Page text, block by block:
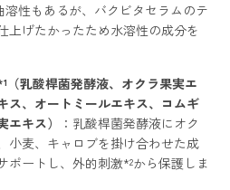
性もあるが、バクビタセラムのテ
上げたかったため水溶性の成分を
（乳酸桿菌発酵液、オクラ果実エ
ス、オートミールエキス、コムギ
キス）
：乳酸桿菌発酵液にオク
小麦、キャロブを掛け合わせた成
ポートし、外的刺激*²から保護しま